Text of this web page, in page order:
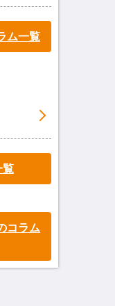
ム一覧
覧
コラム